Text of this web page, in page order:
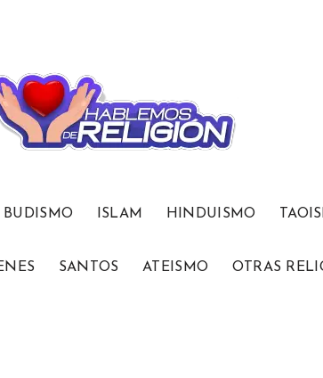
BUDISMO ISLAM HINDUISMO
SANTOS ATEISMO OTRAS